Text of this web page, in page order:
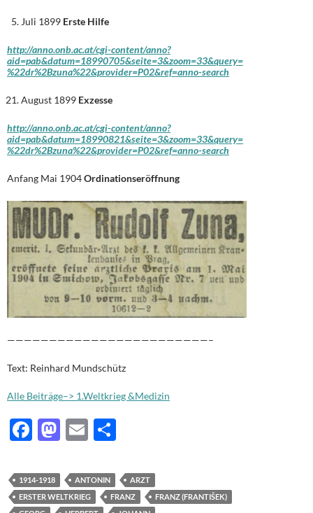
Juli 1899 Erste Hilfe
http://anno.onb.ac.at/cgi-content/anno?
aid=pab&datum=18990705&seite=3&zoom=33&query=
%22dr%2Bzuna%22&provider=P02&ref=anno-search
August 1899 Exzesse
http://anno.onb.ac.at/cgi-content/anno?
aid=pab&datum=18990821&seite=3&zoom=33&query=
%22dr%2Bzuna%22&provider=P02&ref=anno-search
Anfang Mai 1904Ordinationseröffnung
————————————————————————–
Text: Reinhard Mundschütz
Alle Beiträge–> 1.Weltkrieg &Medizin
F
e
b
M
to
d
E
ail le
n
1914-1918 ANTONIN
ARZT
ERSTER WELTKRIEG
FRANZ
FRANZ (FRANTIŠEK)